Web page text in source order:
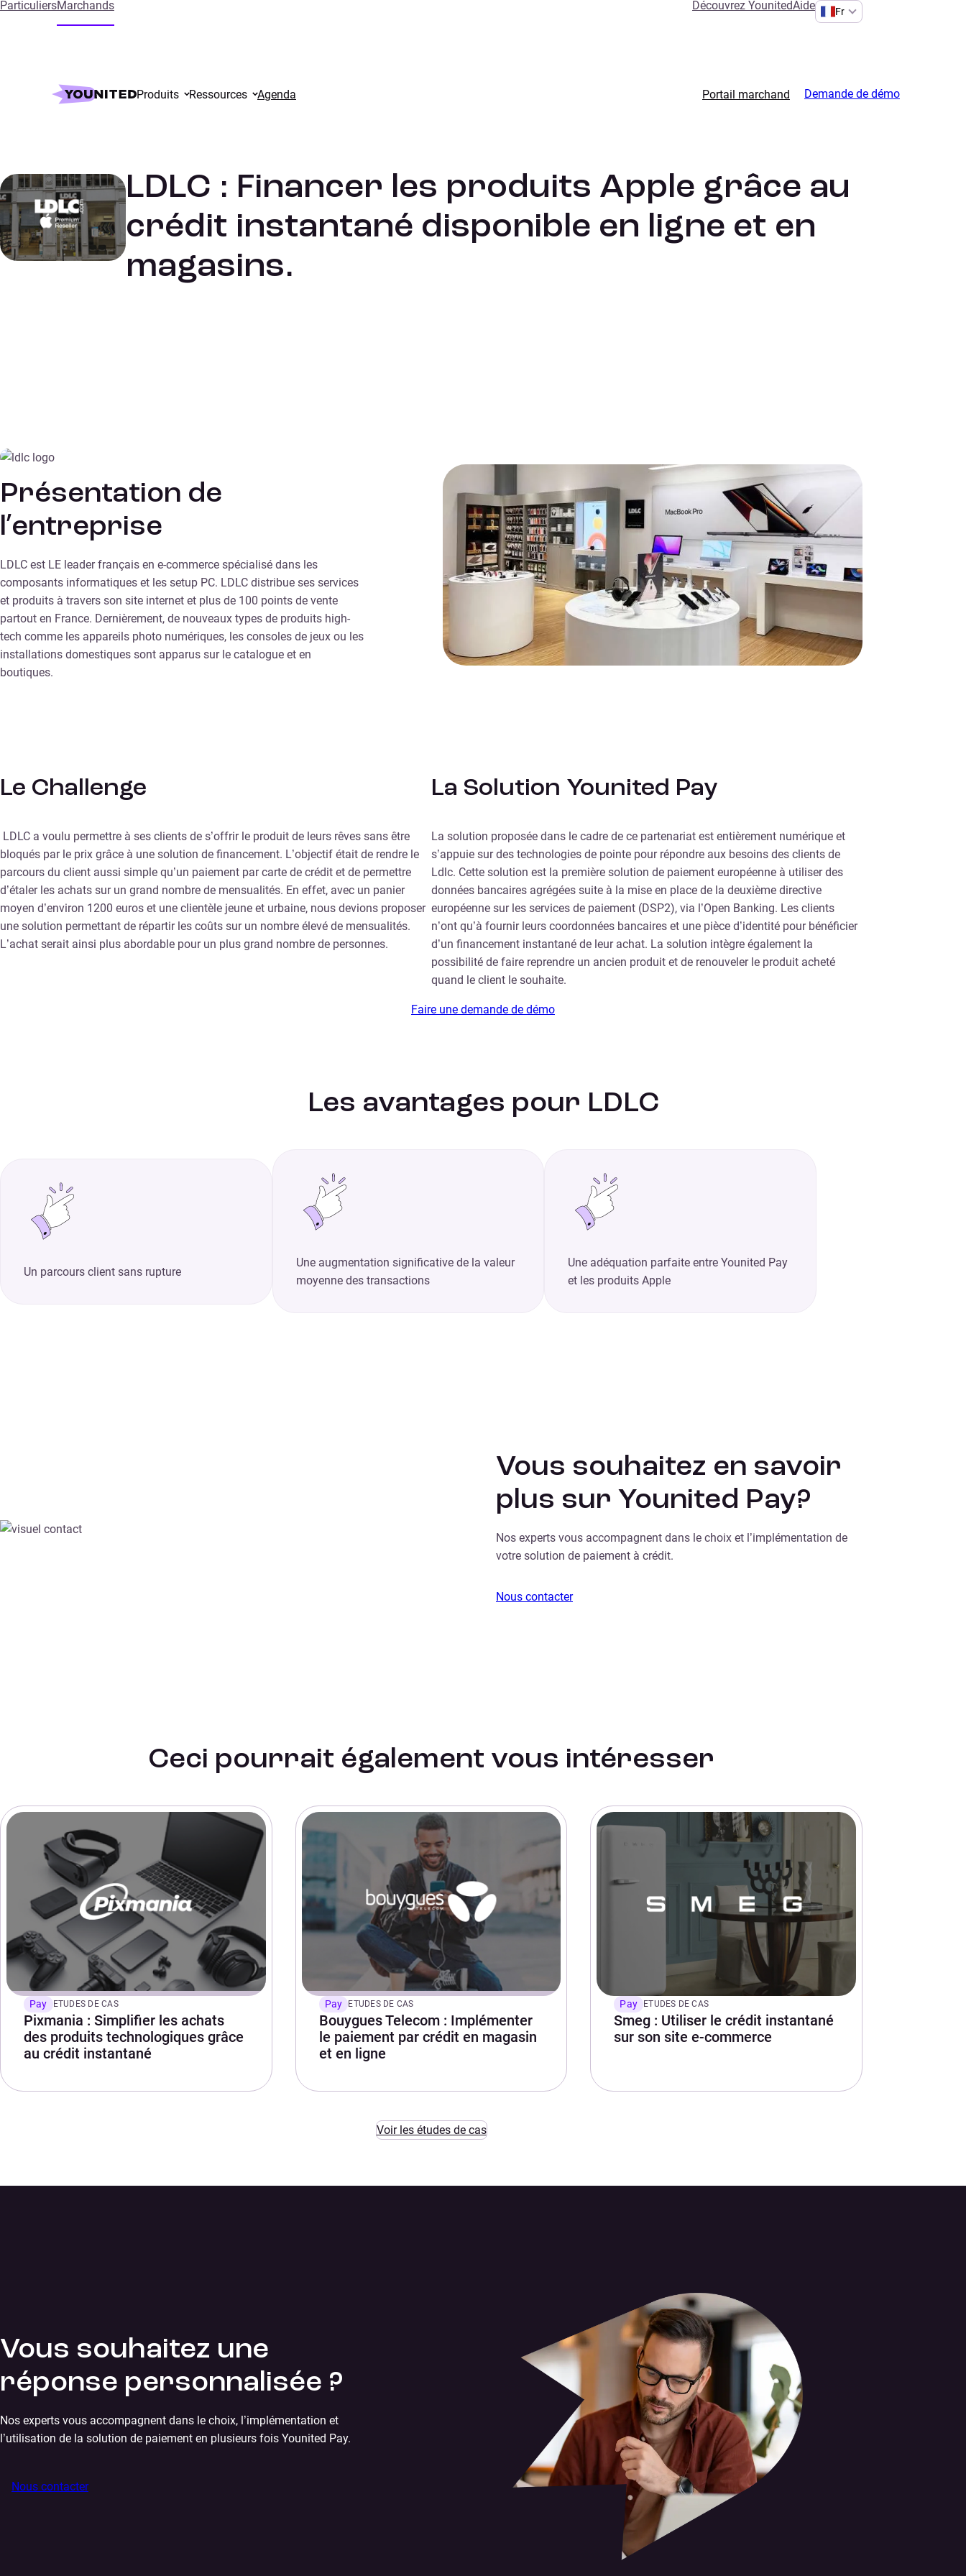
ParticuliersMarchands Découvrez YounitedAide Fr
Produits Ressources Agenda Portail marchand Demande de démo
References LDLC : Financer les produits Apple grâce au crédit instantané disponible en ligne et en magasins.
LDLC : Financer les produits Apple grâce au
crédit instantané disponible en ligne et en
magasins.
Présentation de
l’entreprise
LDLC est LE leader français en e-commerce spécialisé dans les
composants informatiques et les setup PC. LDLC distribue ses services
et produits à travers son site internet et plus de 100 points de vente
partout en France. Dernièrement, de nouveaux types de produits high-
tech comme les appareils photo numériques, les consoles de jeux ou les
installations domestiques sont apparus sur le catalogue et en
boutiques.
Le Challenge
LDLC a voulu permettre à ses clients de s’offrir le produit de leurs rêves sans être
bloqués par le prix grâce à une solution de financement. L’objectif était de rendre le
parcours du client aussi simple qu’un paiement par carte de crédit et de permettre
d’étaler les achats sur un grand nombre de mensualités. En effet, avec un panier
moyen d’environ 1200 euros et une clientèle jeune et urbaine, nous devions proposer
une solution permettant de répartir les coûts sur un nombre élevé de mensualités.
L’achat serait ainsi plus abordable pour un plus grand nombre de personnes.
La Solution Younited Pay
La solution proposée dans le cadre de ce partenariat est entièrement numérique et
s’appuie sur des technologies de pointe pour répondre aux besoins des clients de
Ldlc. Cette solution est la première solution de paiement européenne à utiliser des
données bancaires agrégées suite à la mise en place de la deuxième directive
européenne sur les services de paiement (DSP2), via l’Open Banking. Les clients
n’ont qu’à fournir leurs coordonnées bancaires et une pièce d’identité pour bénéficier
d’un financement instantané de leur achat. La solution intègre également la
possibilité de faire reprendre un ancien produit et de renouveler le produit acheté
quand le client le souhaite.
Faire une demande de démo
Les avantages pour LDLC
Un parcours client sans rupture
Une augmentation significative de la valeur
moyenne des transactions
Une adéquation parfaite entre Younited Pay
et les produits Apple
Vous souhaitez en savoir
plus sur Younited Pay?
Nos experts vous accompagnent dans le choix et l’implémentation de
votre solution de paiement à crédit.
Nous contacter
Ceci pourrait également vous intéresser
Pay ETUDES DE CAS
Pixmania : Simplifier les achats
des produits technologiques grâce
au crédit instantané
Pay ETUDES DE CAS
Bouygues Telecom : Implémenter
le paiement par crédit en magasin
et en ligne
Pay ETUDES DE CAS
Smeg : Utiliser le crédit instantané
sur son site e-commerce
Voir les études de cas
Vous souhaitez une
réponse personnalisée ?
Nos experts vous accompagnent dans le choix, l’implémentation et
l’utilisation de la solution de paiement en plusieurs fois Younited Pay.
Nous contacter